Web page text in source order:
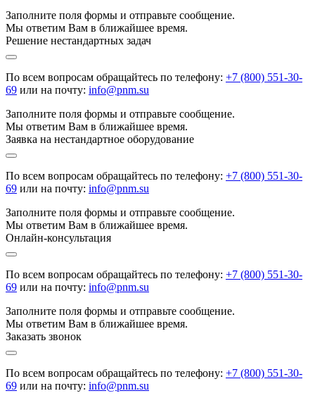
Заполните поля формы и отправьте сообщение.
Мы ответим Вам в ближайшее время.
Решение нестандартных задач
По всем вопросам обращайтесь по телефону: +7 (800) 551-30-
69 или на почту: info@pnm.su
Заполните поля формы и отправьте сообщение.
Мы ответим Вам в ближайшее время.
Заявка на нестандартное оборудование
По всем вопросам обращайтесь по телефону: +7 (800) 551-30-
69 или на почту: info@pnm.su
Заполните поля формы и отправьте сообщение.
Мы ответим Вам в ближайшее время.
Онлайн-консультация
По всем вопросам обращайтесь по телефону: +7 (800) 551-30-
69 или на почту: info@pnm.su
Заполните поля формы и отправьте сообщение.
Мы ответим Вам в ближайшее время.
Заказать звонок
По всем вопросам обращайтесь по телефону: +7 (800) 551-30-
69 или на почту: info@pnm.su